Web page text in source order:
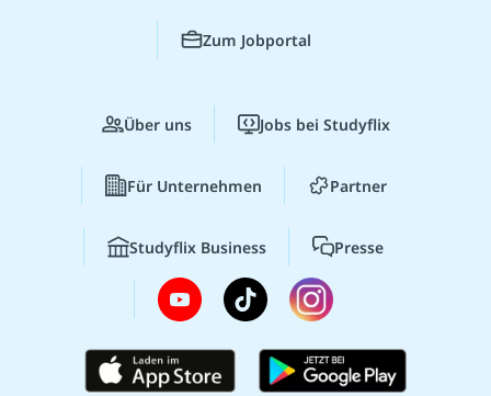
Zum Jobportal
Über uns Jobs bei Studyflix
Für Unternehmen Partner
Studyflix Business Presse